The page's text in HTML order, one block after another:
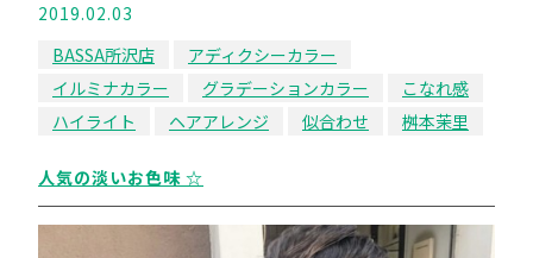
2019.02.03
BASSA所沢店
アディクシーカラー
イルミナカラー
グラデーションカラー
こなれ感
ハイライト
ヘアアレンジ 似合わせ 桝本茉里
人気の淡いお色味 ☆